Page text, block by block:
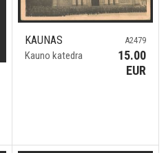
KAUNAS
Kauno katedra
A2479
15.00
EUR